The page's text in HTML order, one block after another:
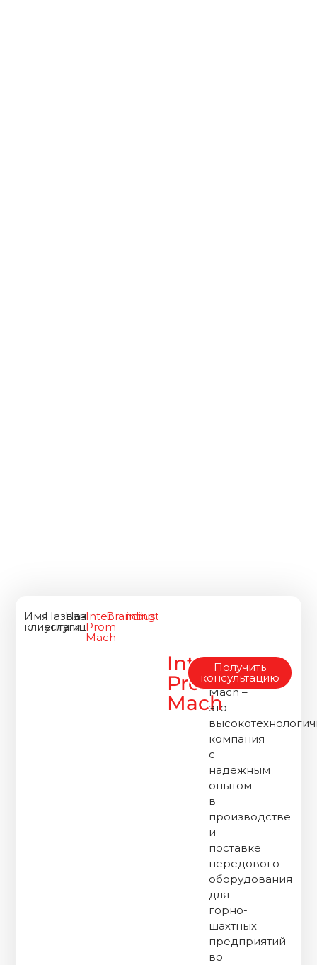
Имя
клиента
Название
услуги
Название
ниши
Inter
Prom
Mach
Branding
industrial
Inter
Prom
Mach
Inter
Prom
Mach –
это
компания
с
надежным
опытом
в
производстве
и
поставке
передового
оборудования
для
горно-
шахтных
предприятий
во
Получить
консультацию